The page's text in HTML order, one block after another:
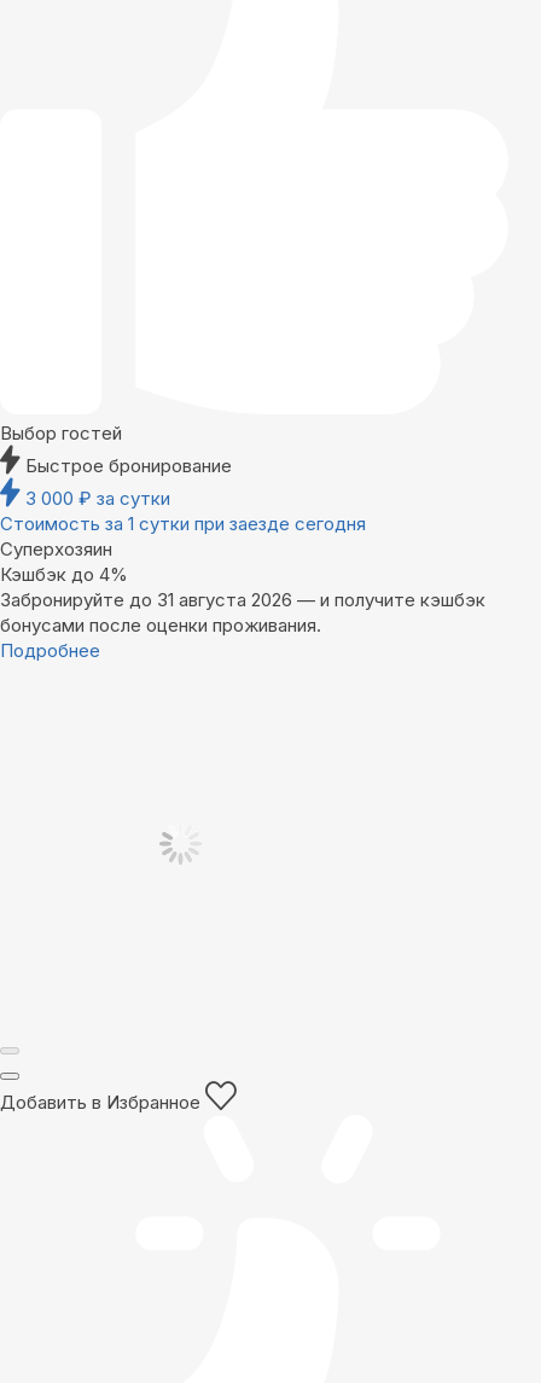
Выбор гостей
Быстрое бронирование
3 000 ₽ за сутки
Стоимость за 1 сутки при заезде сегодня
Суперхозяин
Кэшбэк до 4%
Забронируйте до 31 августа 2026 — и получите кэшбэк
бонусами после оценки проживания.
Подробнее
Добавить в Избранное